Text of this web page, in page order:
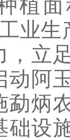
植
业生
，立
动阿
勐炳
础设